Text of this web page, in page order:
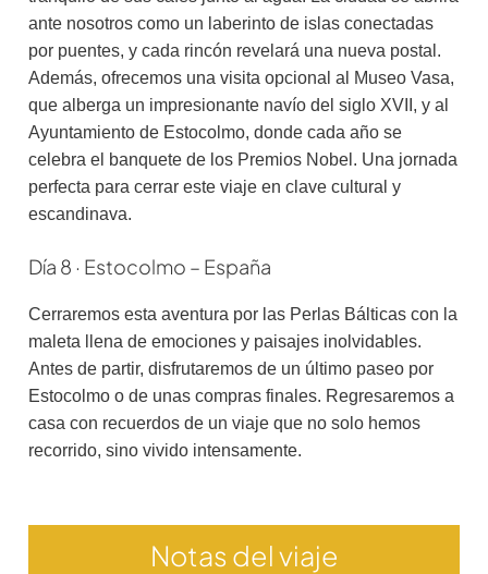
ante nosotros como un laberinto de islas conectadas
por puentes, y cada rincón revelará una nueva postal.
Además, ofrecemos una visita opcional al Museo Vasa,
que alberga un impresionante navío del siglo XVII, y al
Ayuntamiento de Estocolmo, donde cada año se
celebra el banquete de los Premios Nobel. Una jornada
perfecta para cerrar este viaje en clave cultural y
escandinava.
Día 8 · Estocolmo – España
Cerraremos esta aventura por las Perlas Bálticas con la
maleta llena de emociones y paisajes inolvidables.
Antes de partir, disfrutaremos de un último paseo por
Estocolmo o de unas compras finales. Regresaremos a
casa con recuerdos de un viaje que no solo hemos
recorrido, sino vivido intensamente.
Notas del viaje